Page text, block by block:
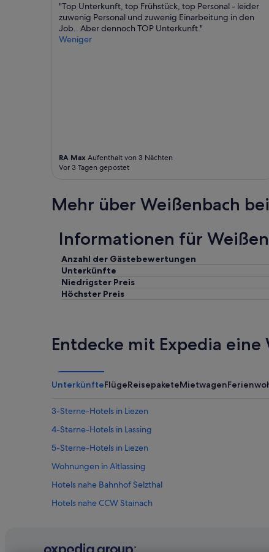
"Top Unterkunft, top Frühstück, top Personal - leider
zuwenig Personal und zuwenig Einarbeitung in den
Job.. Aber dennoch TOP Unterkunft."
Weniger
RA Max Aufenthalt von 3 Nächten
Vor 3 Tagen gepostet
Mehr über Weißenbach
Informationen für
Anzahl der Gästebewertungen
Unterkünfte
Niedrigster Preis
Höchster Preis
Entdecke mit Expedia eine
UnterkünfteFlügeReisepaketeMietwagen
3-Sterne-Hotels in Liezen
4-Sterne-Hotels in Lassing
5-Sterne-Hotels in Liezen
Wohnungen in Altlassing
Hotels nahe Bahnhof Selzthal
Hotels nahe CCW Stainach